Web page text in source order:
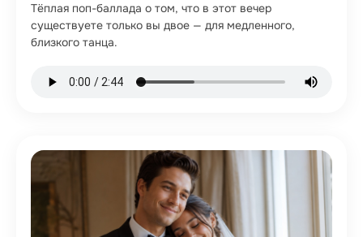
Тёплая поп-баллада о том, что в этот вечер
существуете только вы двое — для медленного,
близкого танца.